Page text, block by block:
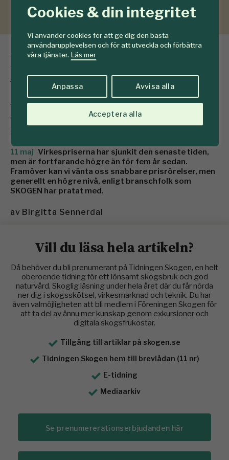
Cookies & din integritet
Vi använder cookies för att ge dig den bästa
användarupplevelsen och för att utveckla och förbättra
våra tjänster. Läs mer
Anpassa Avvisa alla
Acceptera alla
Framtidens
virkesmarknad: Högre
priser, snabbare
svängningar
11 maj Virkespriserna har sjunkit den senaste tiden,
men är fortfarande högre än för fem år sedan.
Framöver kan vi vänta oss snabbare prisrörelser, men
generellt en högre nivå, enligt branschfolk som
SKOGEN har pratat med.
av Birgitta Sennerdal
Vill du läsa hela artikeln?
Då behöver du bli prenumerant på Tidningen Skogen, en helt
oberoende tidning för ett lönsamt skogsbruk och god
naturvård. Skoglig läsning under hela året där du får nörda
ner dig i skogsskötsel, virkesmarknad och teknik. Du har
även valmöjligheten att bli medlem i Föreningen Skogen för
att ta del av ännu mer kunskap genom exkursioner och
digitala skogsfrukostar.
Tillgång till artiklar på skogen.se
Tidningen Skogen hem till brevlådan (11 nr)
E-tidning
Mediaarkiv
Se prenumererationserbjudanden här